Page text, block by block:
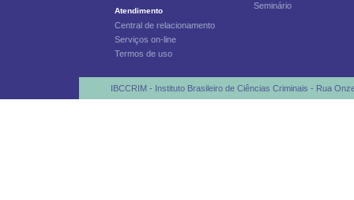
Atendimento
Central de relacionamento
Serviços on-line
Termos de uso
Seminário
IBCCRIM - Instituto Brasileiro de Ciências Criminais - Rua